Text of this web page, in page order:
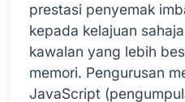
prestasi penyemak
kepada kelajuan
kawalan yang lebih
memori. Pengurusan
JavaScript